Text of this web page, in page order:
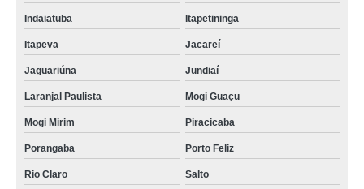
Indaiatuba Itapetininga
Itapeva Jacareí
Jaguariúna Jundiaí
Laranjal Paulista Mogi Guaçu
Mogi Mirim Piracicaba
Porangaba Porto Feliz
Rio Claro Salto